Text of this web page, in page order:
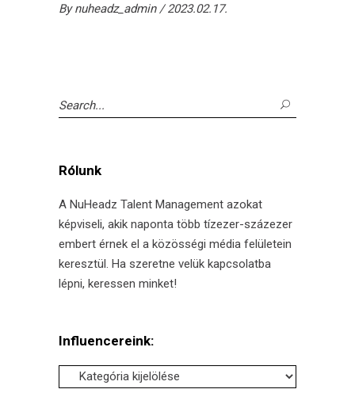
Bynuheadz_admin 2023.02.17.
Search
for:
Rólunk
A NuHeadz Talent Management azokat
képviseli, akik naponta több tízezer-százezer
embert érnek el a közösségi média felületein
keresztül. Ha szeretne velük kapcsolatba
lépni, keressen minket!
Influencereink:
Influencereink: